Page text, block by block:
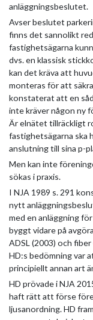
anläggningsbeslutet.
Avser beslutet
finns det sannolikt
fastighetsägarna
dvs. en klassisk
kan det kräva att
monteras för att
konstaterat att en
inte kräver någon ny
Är elnätet tillräckligt
fastighetsägarna ska
anslutning till sina p-
Men kan inte
sökas i praxis.
I NJA 1989 s. 291
nytt
med en anläggning
byggt vidare på
ADSL (2003) och
HD:s bedömning var
principiellt annan art
HD prövade i NJA
haft rätt att förse
ljusanordning. HD